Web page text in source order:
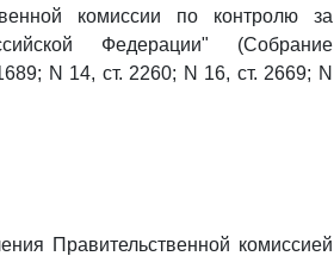
комиссии по контролю за
Федерации" (Собрание
N 14, ст. 2260; N 16, ст. 2669; N
Правительственной комиссией